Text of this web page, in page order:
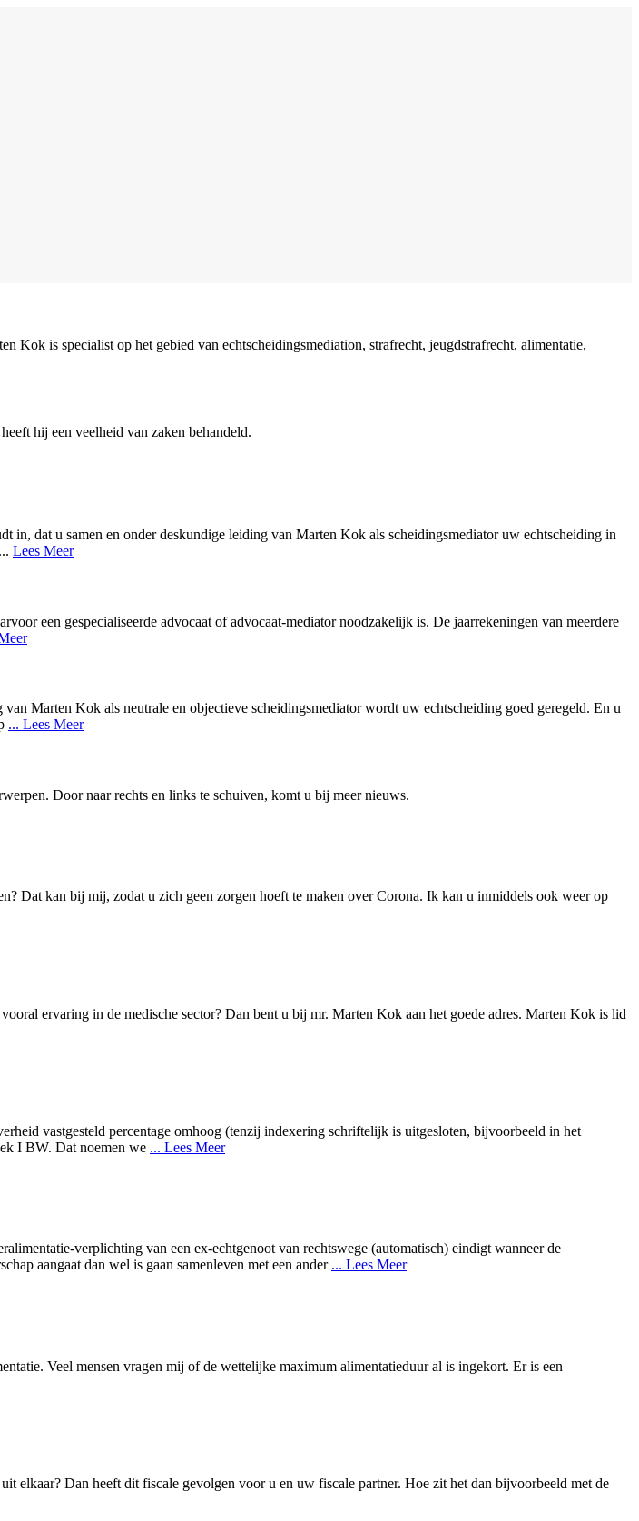
is specialist op het gebied van echtscheidingsmediation, strafrecht, jeugdstrafrecht, alimentatie,
hij een veelheid van zaken behandeld.
in, dat u samen en onder deskundige leiding van Marten Kok als scheidingsmediator uw echtscheiding in
Lees Meer
een gespecialiseerde advocaat of advocaat-mediator noodzakelijk is. De jaarrekeningen van meerdere
Marten Kok als neutrale en objectieve scheidingsmediator wordt uw echtscheiding goed geregeld. En u
... Lees Meer
Door naar rechts en links te schuiven, komt u bij meer nieuws.
Dat kan bij mij, zodat u zich geen zorgen hoeft te maken over Corona. Ik kan u inmiddels ook weer op
ervaring in de medische sector? Dan bent u bij mr. Marten Kok aan het goede adres. Marten Kok is lid
vastgesteld percentage omhoog (tenzij indexering schriftelijk is uitgesloten, bijvoorbeeld in het
I BW. Dat noemen we ... Lees Meer
verplichting van een ex-echtgenoot van rechtswege (automatisch) eindigt wanneer de
aangaat dan wel is gaan samenleven met een ander ... Lees Meer
Veel mensen vragen mij of de wettelijke maximum alimentatieduur al is ingekort. Er is een
elkaar? Dan heeft dit fiscale gevolgen voor u en uw fiscale partner. Hoe zit het dan bijvoorbeeld met de